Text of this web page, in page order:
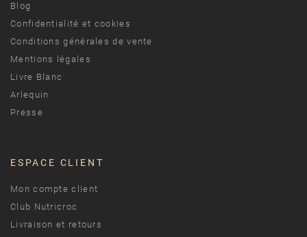
Blog
Confidentialité et cookies
Conditions générales de vente
Mentions légales
Livre Blanc
Arlequin
Presse
ESPACE CLIENT
Mon compte client
Club Nutricroc
Livraison et retours